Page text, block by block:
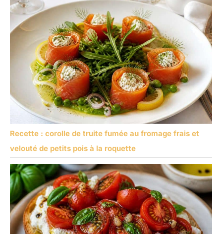
Recette : corolle de truite fumée au fromage frais et
velouté de petits pois à la roquette